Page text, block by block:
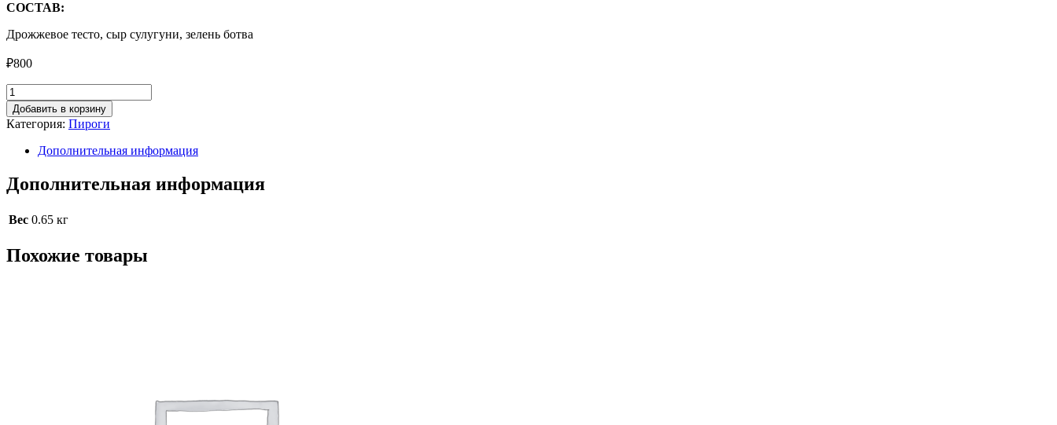
СОСТАВ:
Дрожжевое тесто, сыр сулугуни, зелень ботва
₽800
Количество
товара
Пирог
с
грибами,
сыром
и
зеленью
Добавить в корзину
Категория: Пироги
Дополнительная информация
Дополнительная информация
Вес 0.65 кг
Похожие товары